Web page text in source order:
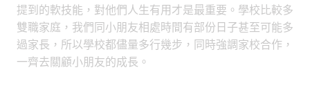
提到的軟技能，對他們人生有用才是最重要。學校比較多
雙職家庭，我們同小朋友相處時間有部份日子甚至可能多
過家長，所以學校都儘量多行幾步，同時強調家校合作，
一齊去關顧小朋友的成長。